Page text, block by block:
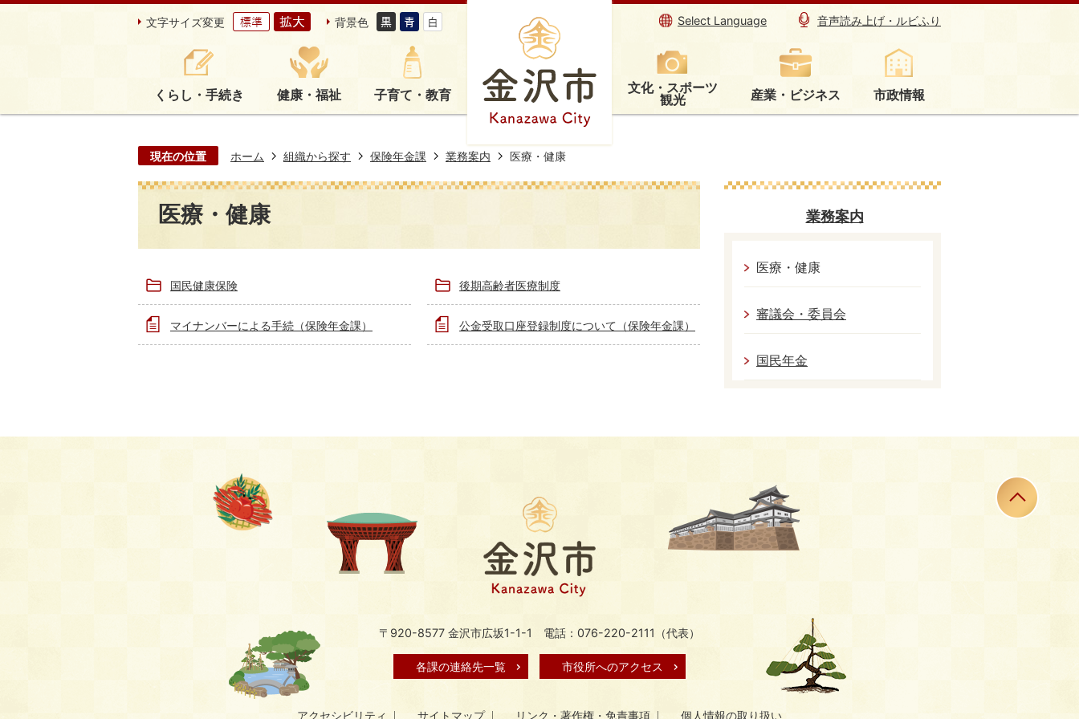
文字サイズ変更 背景色 Select Language 音声読み上げ・ルビふり
くらし・手続き 健康・福祉 子育て・教育 文化・スポーツ
観光 産業・ビジネス 市政情報
現在の位置 ホーム 組織から探す 保険年金課 業務案内 医療・健康
医療・健康
国民健康保険 後期高齢者医療制度
マイナンバーによる手続（保険年金課） 公金受取口座登録制度について（保険年金課）
業務案内
医療・健康
審議会・委員会
国民年金
〒920-8577 金沢市広坂1-1-1 電話：076-220-2111（代表）
各課の連絡先一覧 市役所へのアクセス
アクセシビリティ サイトマップ リンク・著作権・免責事項 個人情報の取り扱い